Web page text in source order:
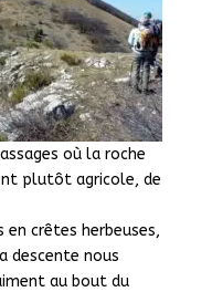
où la roche
plutôt agricole, de
crêtes herbeuses,
descente nous
au bout du